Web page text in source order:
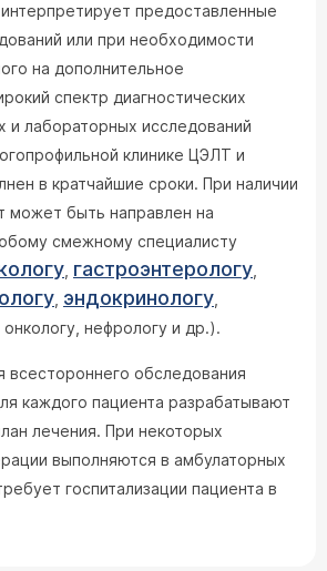
предоставленные
или при необходимости
на дополнительное
спектр диагностических
и лабораторных исследований
клинике ЦЭЛТ и
в кратчайшие сроки. При наличии
может быть направлен на
смежному специалисту
гастроэнтерологу
эндокринологу
, онкологу, нефрологу и др.).
всестороннего обследования
каждого пациента разрабатывают
лечения. При некоторых
выполняются в амбулаторных
госпитализации пациента в